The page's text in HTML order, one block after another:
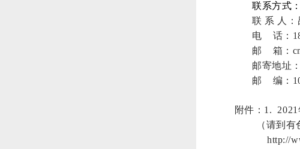
联系方式
联 系 人
电 话：
邮 箱：
邮寄地址
邮 编：
附件：1. 2021
（请到有色
http://